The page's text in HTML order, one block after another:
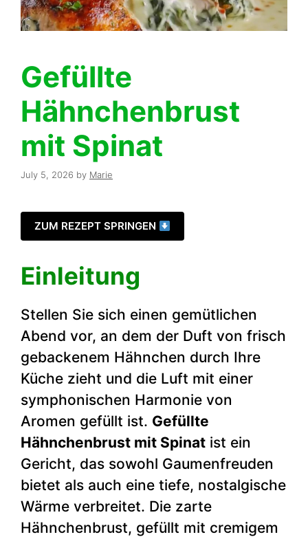
Gefüllte
Hähnchenbrust
mit Spinat
July 5, 2026 by Marie
ZUM REZEPT SPRINGEN
Einleitung
Stellen Sie sich einen gemütlichen
Abend vor, an dem der Duft von frisch
gebackenem Hähnchen durch Ihre
Küche zieht und die Luft mit einer
symphonischen Harmonie von
Aromen gefüllt ist. Gefüllte
Hähnchenbrust mit Spinat ist ein
Gericht, das sowohl Gaumenfreuden
bietet als auch eine tiefe, nostalgische
Wärme verbreitet. Die zarte
Hähnchenbrust, gefüllt mit cremigem